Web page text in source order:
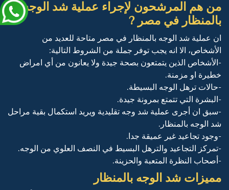
من هم المرشحون لإجراء عملية شد الوجه
بالمنظار في مصر ?
ان عملية شد الوجه بالمنظار في مصر متاحة للعديد من
الأشخاص، الا انه يجب توفر جملة من الشروط التالية:
-الأشخاص الذين يتمتعون بصحة جيدة ولا يعانون من أي امراض
خطيرة او مزمنة.
-حالات ترهل الوجه البسيطة.
-البشرة التي تتمتع بمرونة جيدة.
-سبق ان أجرى عملية شد وجه تقليدية ويريد استكمال بقية مراحل
شد الوجه بالمنظار.
-وجود تجاعيد غير عميقة جدا.
-تمركز التجاعيد والترهل البسيط في النصف العلوي من الوجه.
-أصحاب النظرة المتعبة والحزينة.
مميزات شد الوجه بالمنظار